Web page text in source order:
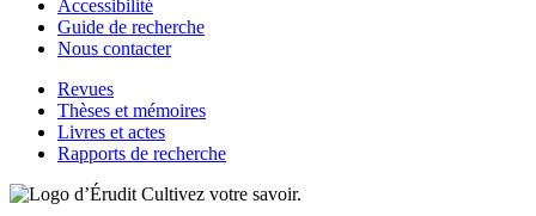
Accessibilité
Guide de recherche
Nous contacter
Revues
Thèses et mémoires
Livres et actes
Rapports de recherche
Cultivez votre savoir.